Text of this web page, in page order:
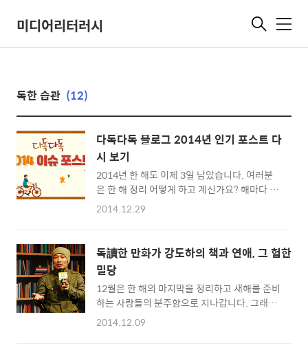
미디어리터러시 메
독한 습관 (12)
다독다독 블로그 2014년 인기 포스트 다
시 보기
2014년 한 해도 이제 3일 남았습니다. 여러분
은 한 해 정리 어떻게 하고 계신가요? 해마다 이
맘때가 되면, 많은 사람들은 지나온 한 해를 정
만족스러운 과정과 결과도 있습니다. 그렇게 정
리한 것을 통해서 내년에는 무얼 할지 계획을 세
우죠. 다독다독 블로그에서도 한 해를 정리하면
서 어떤 포스트가 인기가 있었는지 살펴보는 시
간을 갖도록 하겠습니다. 어떤 포스트들이 있는
지 살펴볼까요? 구글 직원들이 자녀들에게 인터
2014.12.29
독讀한 만화가 강도하의 책과 연애, 그 험한
밀당
12월은 한 해의 마지막을 정리하고 새해를 준비
하는 사람들의 분주함으로 지나갑니다. 그래서
인지 2014년이 시작되면서 세웠던 독서 계획을
2014.12.09